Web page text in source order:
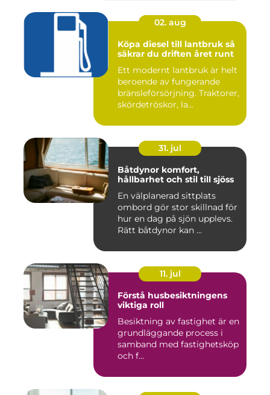
02. aug
Köpa diesel till lantbruk så
säkrar du driften året runt
Ett modernt lantbruk är helt
beroende av fungerande
bränsleförsörjning. Traktorer,
skördetröskor, la...
31. jul
Båtdynor komfort,
hållbarhet och stil till sjöss
En välplanerad sittplats
ombord gör stor skillnad för
hur en dag på sjön upplevs.
Rätt båtdynor kan ...
11. jul
Förstå husbesiktningens
viktiga roll
Besiktning av fastighet är en
grundläggande process i
samband med fastighetsköp
och f...